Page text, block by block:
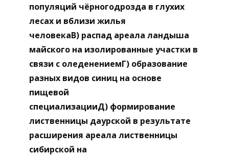
популяций чёрногодрозда в глухих
лесах и вблизи жилья
человекаВ) распад ареала ландыша
майского на изолированные участки в
связи с оледенениемГ) образование
разных видов синиц на основе
пищевой
специализацииД) формирование
лиственницы даурской в результате
расширения ареала лиственницы
сибирской на